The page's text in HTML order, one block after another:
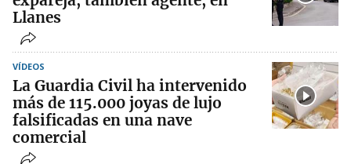
Llanes
VÍDEOS
La Guardia Civil ha intervenido
más de 115.000 joyas de lujo
falsificadas en una nave
comercial